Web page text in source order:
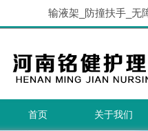
输液架_防撞扶手_无
首页 关于我们